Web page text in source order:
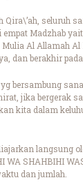
seluruh
Madzhab
Al Allamah
dan berakhir
bersambung
jika bergerak
kita dalam
langsung
WA SHAHBIHI
dan jumlah.